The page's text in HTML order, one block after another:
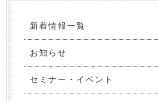
新着情報一覧
お知らせ
セミナー・イベント